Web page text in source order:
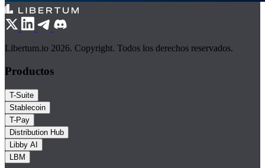
Libertum.io 2026. Copyright. Todos los derechos reservados.
Productos
T-Suite
Stablecoin
T-Pay
Distribution Hub
Libby AI
LBM